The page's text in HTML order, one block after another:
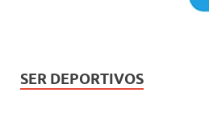
SER DEPORTIVOS